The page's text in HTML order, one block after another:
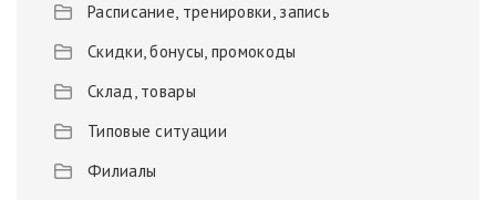
Расписание, тренировки, запись
Скидки, бонусы, промокоды
Склад, товары
Типовые ситуации
Филиалы